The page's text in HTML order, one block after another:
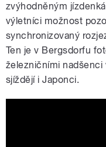
zvýhodněným
výletníci možnost
synchronizovaný
Ten je v Bergsdorfu
železničními nadšenci
sjíždějí i Japonci.